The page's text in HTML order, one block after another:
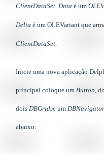
ClientDataSet Data é um
Delta é um OLEVariant que
ClientDataSet
Inicie uma nova aplicação
principal coloque um Button
dois DBGridse um DBNavigator
abaixo: